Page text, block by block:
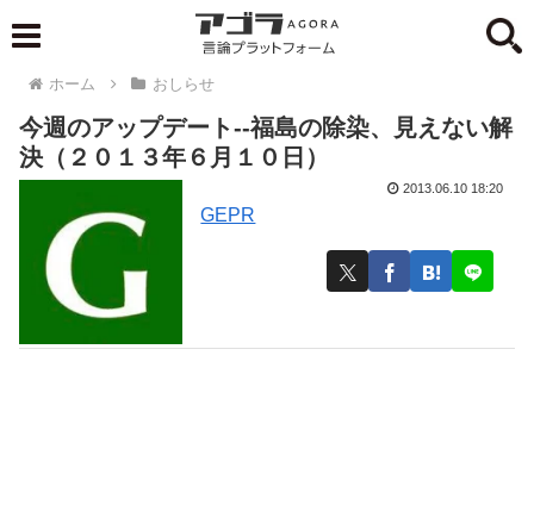
ホーム おしらせ
今週のアップデート--福島の除染、見えない解
決（２０１３年６月１０日）
GEPR
2013.06.10 18:20